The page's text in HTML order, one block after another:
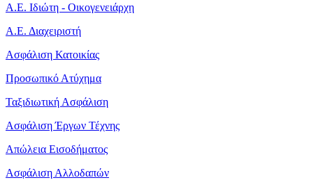
Α.Ε. Ιδιώτη - Οικογενειάρχη
Α.Ε. Διαχειριστή
Ασφάλιση Κατοικίας
Προσωπικό Ατύχημα
Ταξιδιωτική Ασφάλιση
Ασφάλιση Έργων Τέχνης
Απώλεια Εισοδήματος
Ασφάλιση Αλλοδαπών